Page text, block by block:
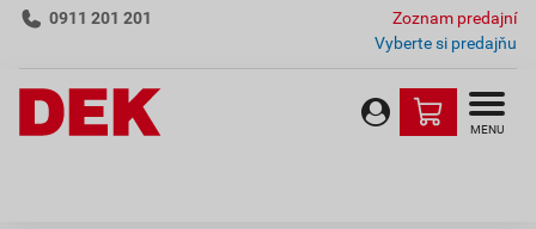
0911 201 201
Zoznam predajní
Vyberte si predajňu
MENU